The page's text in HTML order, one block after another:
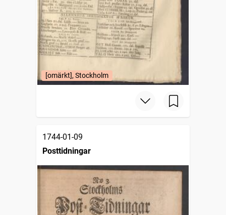
[omärkt], Stockholm
1744-01-09
Posttidningar